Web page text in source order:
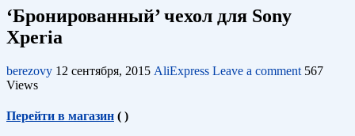
‘Бронированный’ чехол для Sony
Xperia
berezovy 12 сентября, 2015 AliExpress Leave a comment 567
Views
Перейти в магазин ( )